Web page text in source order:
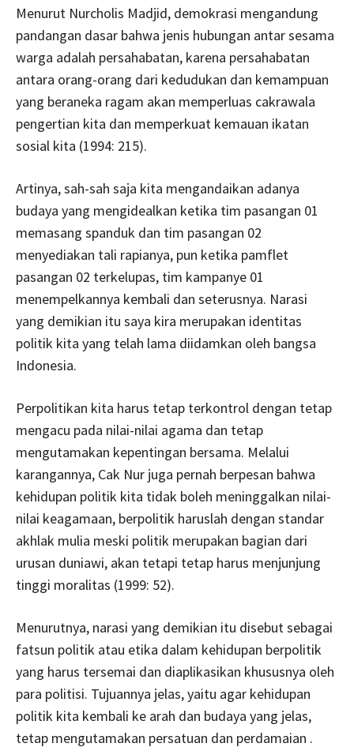
Menurut Nurcholis Madjid, demokrasi mengandung
pandangan dasar bahwa jenis hubungan antar sesama
warga adalah persahabatan, karena persahabatan
antara orang-orang dari kedudukan dan kemampuan
yang beraneka ragam akan memperluas cakrawala
pengertian kita dan memperkuat kemauan ikatan
sosial kita (1994: 215).
Artinya, sah-sah saja kita mengandaikan adanya
budaya yang mengidealkan ketika tim pasangan 01
memasang spanduk dan tim pasangan 02
menyediakan tali rapianya, pun ketika pamflet
pasangan 02 terkelupas, tim kampanye 01
menempelkannya kembali dan seterusnya. Narasi
yang demikian itu saya kira merupakan identitas
politik kita yang telah lama diidamkan oleh bangsa
Indonesia.
Perpolitikan kita harus tetap terkontrol dengan tetap
mengacu pada nilai-nilai agama dan tetap
mengutamakan kepentingan bersama. Melalui
karangannya, Cak Nur juga pernah berpesan bahwa
kehidupan politik kita tidak boleh meninggalkan nilai-
nilai keagamaan, berpolitik haruslah dengan standar
akhlak mulia meski politik merupakan bagian dari
urusan duniawi, akan tetapi tetap harus menjunjung
tinggi moralitas (1999: 52).
Menurutnya, narasi yang demikian itu disebut sebagai
fatsun politik atau etika dalam kehidupan berpolitik
yang harus tersemai dan diaplikasikan khususnya oleh
para politisi. Tujuannya jelas, yaitu agar kehidupan
politik kita kembali ke arah dan budaya yang jelas,
tetap mengutamakan persatuan dan perdamaian .